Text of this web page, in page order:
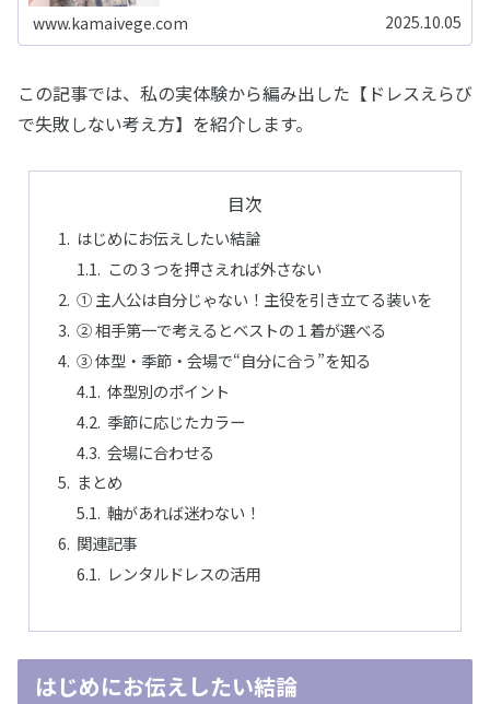
www.kamaivege.com 2025.10.05
この記事では、私の実体験から編み出した【ドレスえらび
で失敗しない考え方】を紹介します。
目次
はじめにお伝えしたい結論
この３つを押さえれば外さない
① 主人公は自分じゃない！主役を引き立てる装いを
② 相手第一で考えるとベストの１着が選べる
③ 体型・季節・会場で“自分に合う”を知る
体型別のポイント
季節に応じたカラー
会場に合わせる
まとめ
軸があれば迷わない！
関連記事
レンタルドレスの活用
はじめにお伝えしたい結論